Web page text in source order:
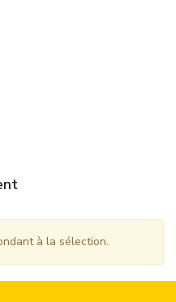
à la sélection.